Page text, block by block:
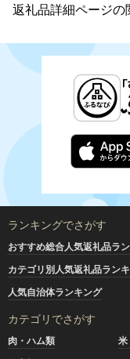
返礼品詳細ページの
ランキングでさがす
おすすめ総合人気返礼品ラ
カテゴリ別人気返礼品ラン
人気自治体ランキング
カテゴリでさがす
肉・ハム類 米